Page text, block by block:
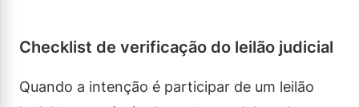
Checklist de verificação do leilão judicial
Quando a intenção é participar de um leilão